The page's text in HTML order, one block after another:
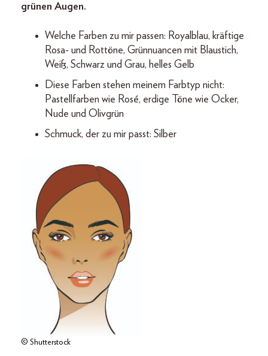
grünen Augen.
Welche Farben zu mir passen: Royalblau, kräftige
Rosa- und Rottöne, Grünnuancen mit Blaustich,
Weiß, Schwarz und Grau, helles Gelb
Diese Farben stehen meinem Farbtyp nicht:
Pastellfarben wie Rosé, erdige Töne wie Ocker,
Nude und Olivgrün
Schmuck, der zu mir passt: Silber
© Shutterstock